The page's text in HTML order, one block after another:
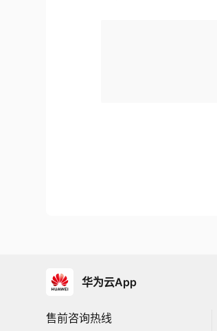
华为云App
售前咨询热线